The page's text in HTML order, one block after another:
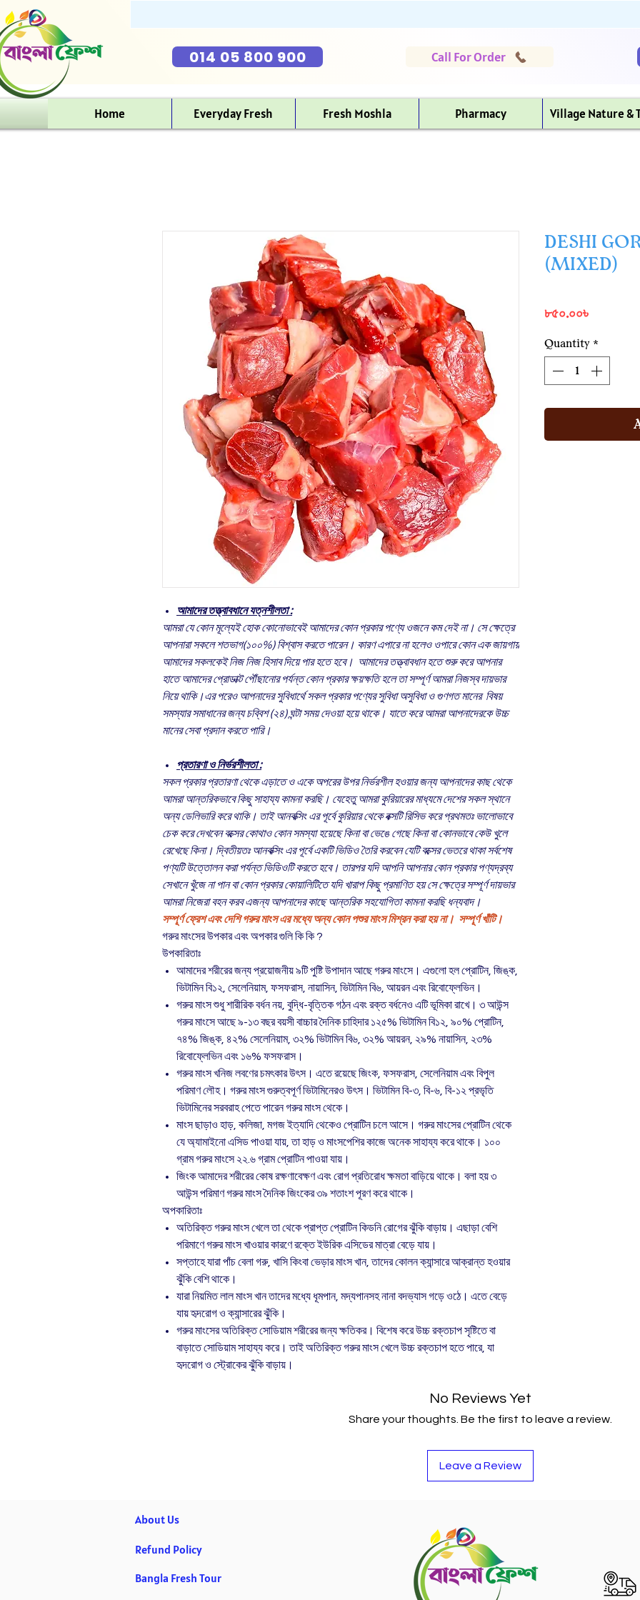
014 05 800 900 Call For Order
Home Everyday Fresh Fresh Moshla Pharmacy Village Nature &
আমাদের তত্ত্বাবধানে যত্নশীলতা :
আমরা যে কোন মূল্যেই হোক কোনোভাবেই আমাদের কোন প্রকার পণ্যে ওজনে কম দেই না। সে ক্ষেত্রে
আপনারা সকলে শতভাগ(১০০%) বিশ্বাস করতে পারেন। কারণ এপারে না হলেও ওপারে কোন এক জায়গায়
আমাদের সকলকেই নিজ নিজ হিসাব দিয়ে পার হতে হবে। আমাদের তত্ত্বাবধান হতে শুরু করে আপনার
হাতে আমাদের প্রোডাক্ট পৌঁছানোর পর্যন্ত কোন প্রকার ক্ষয়ক্ষতি হলে তা সম্পূর্ণ আমরা নিজস্ব দায়ভার
নিয়ে থাকি।এর পরেও আপনাদের সুবিধার্থে সকল প্রকার পণ্যের সুবিধা অসুবিধা ও গুণগত মানের বিষয়
সমস্যার সমাধানের জন্য চব্বিশ (২৪) ঘন্টা সময় দেওয়া হয়ে থাকে। যাতে করে আমরা আপনাদেরকে উচ্চ
মানের সেবা প্রদান করতে পারি।
প্রতারণা ও নির্ভরশীলতা :
সকল প্রকার প্রতারণা থেকে এড়াতে ও একে অপরের উপর নির্ভরশীল হওয়ার জন্য আপনাদের কাছ থেকে
আমরা আন্তরিকভাবে কিছু সাহায্য কামনা করছি। যেহেতু আমরা কুরিয়ারের মাধ্যমে দেশের সকল স্থানে
অন্য ডেলিভারি করে থাকি। তাই আনবক্সিং এর পূর্বে কুরিয়ার থেকে বক্সটি রিসিভ করে প্রথমতঃ ভালোভাবে
চেক করে দেখবেন বক্সের কোথাও কোন সমস্যা হয়েছে কিনা বা ভেঙে গেছে কিনা বা কোনভাবে কেউ খুলে
রেখেছে কিনা। দ্বিতীয়তঃ আনবক্সিং এর পূর্বে একটি ভিডিও তৈরি করবেন যেটি বক্সের ভেতরে থাকা সর্বশেষ
পণ্যটি উত্তোলন করা পর্যন্ত ভিডিওটি করতে হবে। তারপর যদি আপনি আপনার কোন প্রকার পণ্যদ্রব্য
সেখানে খুঁজে না পান বা কোন প্রকার কোয়ালিটিতে যদি খারাপ কিছু প্রমাণিত হয় সে ক্ষেত্রে সম্পূর্ণ দায়ভার
আমরা নিজেরা বহন করব এজন্য আপনাদের কাছে আন্তরিক সহযোগিতা কামনা করছি ধন্যবাদ।
সম্পূর্ণ ফ্রেশ এবং দেশি গরুর মাংস এর মধ্যে অন্য কোন পশুর মাংস মিশ্রন করা হয় না। সম্পূর্ণ খাঁটি।
গরুর মাংসের উপকার এবং অপকার গুলি কি কি ?
উপকারিতাঃ
আমাদের শরীরের জন্য প্রয়োজনীয় ৯টি পুষ্টি উপাদান আছে গরুর মাংসে। এগুলো হল প্রোটিন, জিঙ্ক,
ভিটামিন বি১২, সেলেনিয়াম, ফসফরাস, নায়াসিন, ভিটামিন বি৬, আয়রন এবং রিবোফ্লেভিন।
গরুর মাংস শুধু শারীরিক বর্ধন নয়, বুদ্ধি-বৃত্তিক গঠন এবং রক্ত বর্ধনেও এটি ভূমিকা রাখে। ৩ আউন্স
গরুর মাংসে আছে ৯-১৩ বছর বয়সী বাচ্চার দৈনিক চাহিদার ১২৫% ভিটামিন বি১২, ৯০% প্রোটিন,
৭৪% জিঙ্ক, ৪২% সেলেনিয়াম, ৩২% ভিটামিন বি৬, ৩২% আয়রন, ২৯% নায়াসিন, ২৩%
রিবোফ্লেভিন এবং ১৬% ফসফরাস।
গরুর মাংস খনিজ লবণের চমৎকার উৎস। এতে রয়েছে জিংক, ফসফরাস, সেলেনিয়াম এবং বিপুল
পরিমাণ লৌহ। গরুর মাংস গুরুত্বপূর্ণ ভিটামিনেরও উৎস। ভিটামিন বি-৩, বি-৬, বি-১২ প্রভৃতি
ভিটামিনের সরবরাহ পেতে পারেন গরুর মাংস থেকে।
মাংস ছাড়াও হাড়, কলিজা, মগজ ইত্যাদি থেকেও প্রোটিন চলে আসে। গরুর মাংসের প্রোটিন থেকে
যে অ্যামাইনো এসিড পাওয়া যায়, তা হাড় ও মাংসপেশির কাজে অনেক সাহায্য করে থাকে। ১০০
গ্রাম গরুর মাংসে ২২.৬ গ্রাম প্রোটিন পাওয়া যায়।
জিংক আমাদের শরীরের কোষ রক্ষণাবেক্ষণ এবং রোগ প্রতিরোধ ক্ষমতা বাড়িয়ে থাকে। বলা হয় ৩
আউন্স পরিমাণ গরুর মাংস দৈনিক জিংকের ৩৯ শতাংশ পূরণ করে থাকে।
অপকারিতাঃ
অতিরিক্ত গরুর মাংস খেলে তা থেকে প্রাপ্ত প্রোটিন কিডনি রোগের ঝুঁকি বাড়ায়। এছাড়া বেশি
পরিমাণে গরুর মাংস খাওয়ার কারণে রক্তে ইউরিক এসিডের মাত্রা বেড়ে যায়।
সপ্তাহে যারা পাঁচ বেলা গরু, খাসি কিংবা ভেড়ার মাংস খান, তাদের কোলন ক্যান্সারে আক্রান্ত হওয়ার
ঝুঁকি বেশি থাকে।
যারা নিয়মিত লাল মাংস খান তাদের মধ্যে ধূমপান, মদ্যপানসহ নানা বদভ্যাস গড়ে ওঠে। এতে বেড়ে
যায় হৃদরোগ ও ক্যান্সারের ঝুঁকি।
গরুর মাংসের অতিরিক্ত সোডিয়াম শরীরের জন্য ক্ষতিকর। বিশেষ করে উচ্চ রক্তচাপ সৃষ্টিতে বা
বাড়াতে সোডিয়াম সাহায্য করে। তাই অতিরিক্ত গরুর মাংস খেলে উচ্চ রক্তচাপ হতে পারে, যা
হৃদরোগ ও স্ট্রোকের ঝুঁকি বাড়ায়।
DESHI
(MIXED)
৮৫০.০০৳Price
Quantity *
No Reviews Yet
Share your thoughts. Be the first to leave a review.
Leave a Review
About Us
Refund Policy
Bangla Fresh Tour